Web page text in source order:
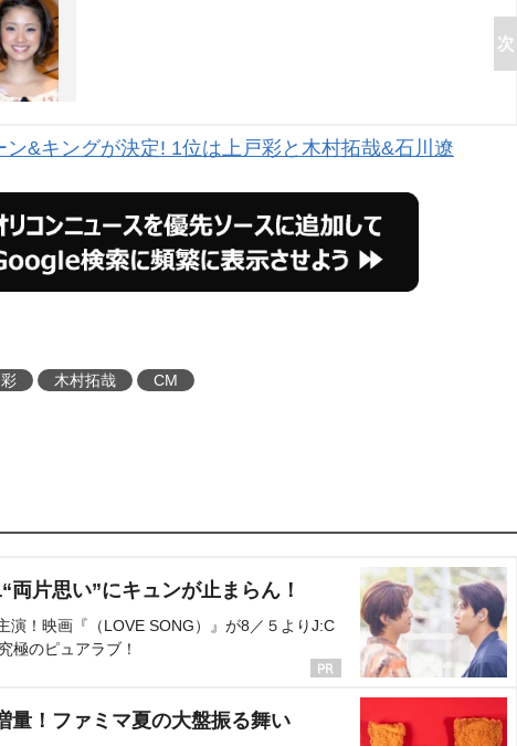
ン&キングが決定! 1位は上戸彩と木村拓哉&石川遼
彩 木村拓哉 CM
両片思い”にキュンが止まらん！
演！映画『（LOVE SONG）』が8／５よりJ:C
極のピュアラブ！
量！ファミマ夏の大盤振る舞い